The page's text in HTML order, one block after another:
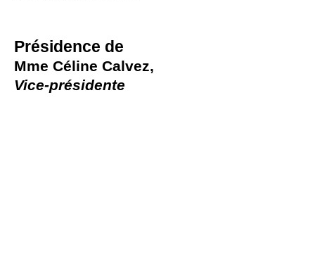
Présidence de
Mme Céline Calvez,
Vice-présidente